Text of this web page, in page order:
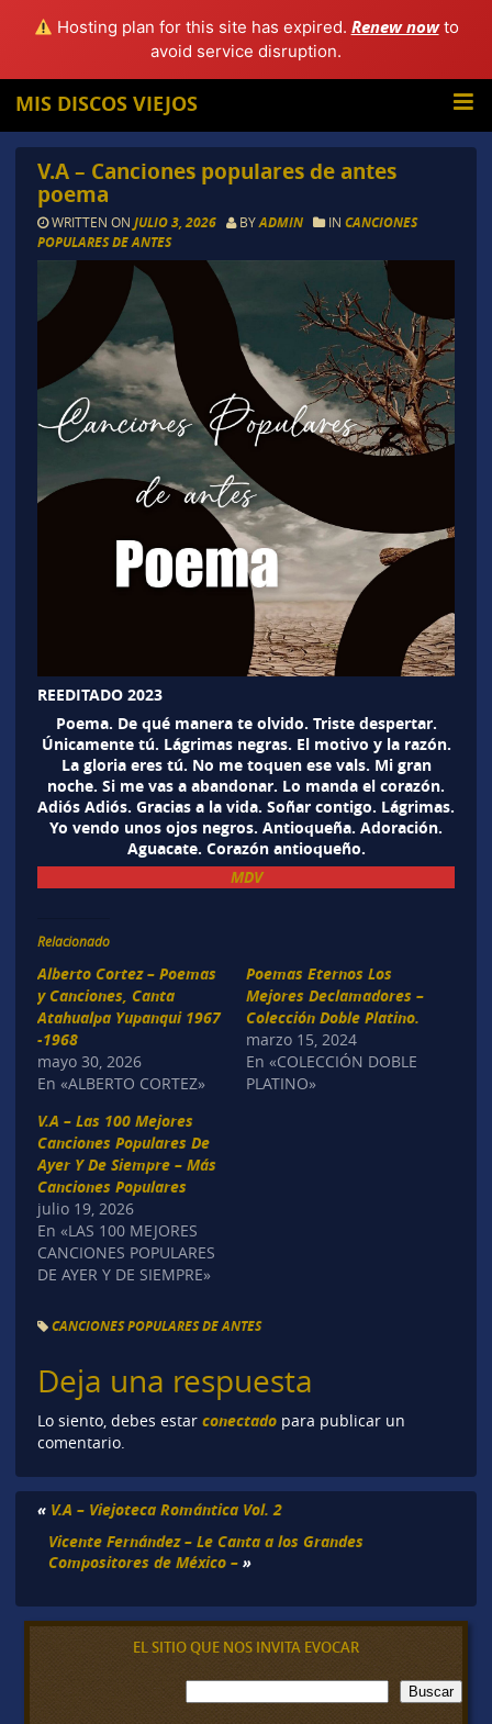
Hosting plan for this site has expired. Renew nowto
avoid service disruption.
MIS DISCOS VIEJOS
V.A – Canciones populares de antes
poema
WRITTEN ON JULIO 3, 2026 BYADMIN IN CANCIONES
POPULARES DE ANTES
REEDITADO 2023
Poema. De qué manera te olvido. Triste despertar.
Únicamente tú. Lágrimas negras. El motivo y la razón.
La gloria eres tú. No me toquen ese vals. Mi gran
noche. Si me vas a abandonar. Lo manda el corazón.
Adiós Adiós. Gracias a la vida. Soñar contigo. Lágrimas.
Yo vendo unos ojos negros. Antioqueña. Adoración.
Aguacate. Corazón antioqueño.
MDV
Relacionado
Alberto Cortez – Poemas
y Canciones, Canta
Atahualpa Yupanqui 1967
-1968
mayo 30, 2026
En «ALBERTO CORTEZ»
Poemas Eternos Los
Mejores Declamadores –
Colección Doble Platino.
marzo 15, 2024
En «COLECCIÓN DOBLE
PLATINO»
V.A – Las 100 Mejores
Canciones Populares De
Ayer Y De Siempre – Más
Canciones Populares
julio 19, 2026
En «LAS 100 MEJORES
CANCIONES POPULARES
DE AYER Y DE SIEMPRE»
CANCIONES POPULARES DE ANTES
Deja una respuesta
Lo siento, debes estar conectadopara publicar un
comentario.
« V.A – Viejoteca Romántica Vol. 2
Vicente Fernández – Le Canta a los Grandes
Compositores de México – »
EL SITIO QUE NOS INVITA EVOCAR
B
u
Buscar